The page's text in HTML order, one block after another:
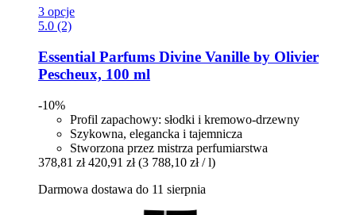
3 opcje
5.0 (2)
Essential Parfums Divine Vanille by Olivier
Pescheux, 100 ml
-10%
Profil zapachowy: słodki i kremowo-drzewny
Szykowna, elegancka i tajemnicza
Stworzona przez mistrza perfumiarstwa
378,81 zł 420,91 zł (3 788,10 zł / l)
Darmowa dostawa do 11 sierpnia